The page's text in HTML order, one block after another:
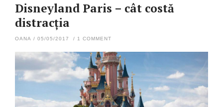
Disneyland Paris – cât costă
distracția
OANA / 05/05/2017 / 1 COMMENT